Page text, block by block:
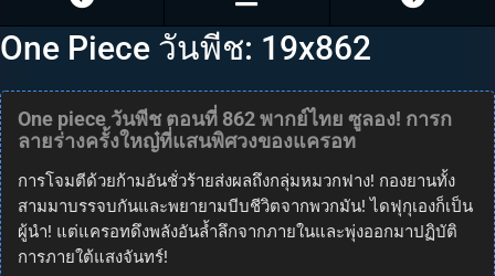
One Piece วันพีช: 19x862
One piece วันพีช ตอนที่ 862 พากย์ไทย ซูลอง! การก
ลายร่างครั้งใหญ๋ที่แสนพิศวงของแครอท
การโจมตีด้วยก้ามอันชั่วร้ายส่งผลถึงกลุ่มหมวกฟาง! กองยานทั้ง
สามมาบรรจบกันและพยายามบีบชีวิตจากพวกมัน! ไดฟุกุเองก็เป็น
ผู้นำ! แต่แครอทดึงพลังอันล้ำลึกจากภายในและพุ่งออกมาปฏิบัติ
การภายใต้แสงจันทร์!